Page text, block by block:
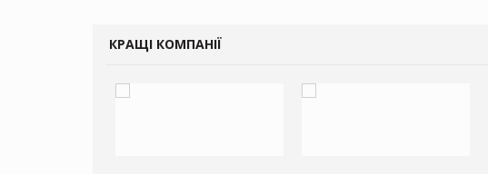
КРАЩІ КОМПАНІЇ